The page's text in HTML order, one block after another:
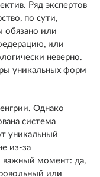
Ряд экспертов
по сути,
обязано или
или
неверно.
уникальных форм
Однако
система
уникальный
из-за
важный момент: да,
или